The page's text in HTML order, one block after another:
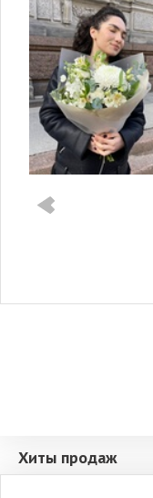
Хиты продаж